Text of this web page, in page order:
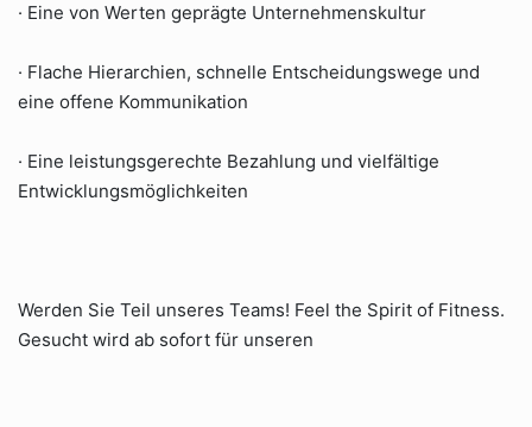
· Eine von Werten geprägte Unternehmenskultur
· Flache Hierarchien, schnelle Entscheidungswege und
eine offene Kommunikation
· Eine leistungsgerechte Bezahlung und vielfältige
Entwicklungsmöglichkeiten
Werden Sie Teil unseres Teams! Feel the Spirit of Fitness.
Gesucht wird ab sofort für unseren